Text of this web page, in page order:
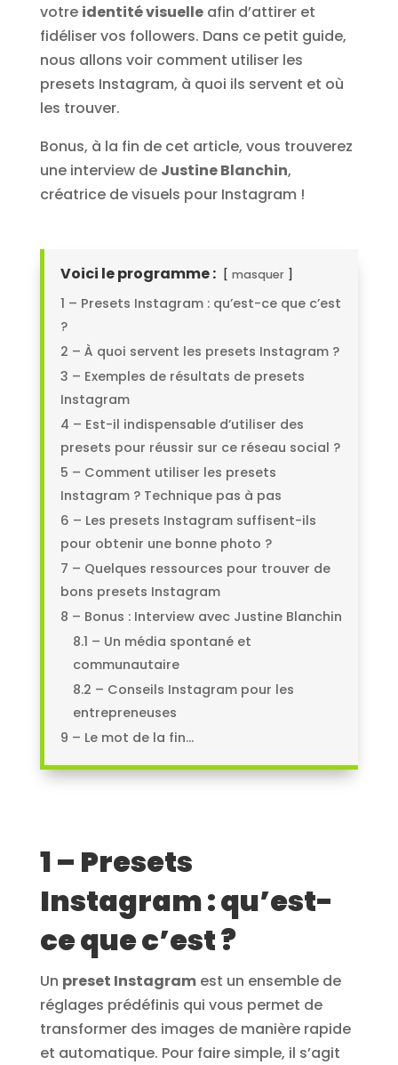
votre identité visuelleafin d’attirer et
fidéliser vos followers. Dans ce petit guide,
nous allons voir comment utiliser les
presets Instagram, à quoi ils servent et où
les trouver.
Bonus, à la fin de cet article, vous trouverez
une interview de Justine Blanchin,
créatrice de visuels pour Instagram !
Voici le programme : masquer
1 – Presets Instagram : qu’est-ce que c’est
?
2 – À quoi servent les presets Instagram ?
3 – Exemples de résultats de presets
Instagram
4 – Est-il indispensable d’utiliser des
presets pour réussir sur ce réseau social ?
5 – Comment utiliser les presets
Instagram ? Technique pas à pas
6 – Les presets Instagram suffisent-ils
pour obtenir une bonne photo ?
7 – Quelques ressources pour trouver de
bons presets Instagram
8 – Bonus : Interview avec Justine Blanchin
8.1 – Un média spontané et
communautaire
8.2 – Conseils Instagram pour les
entrepreneuses
9 – Le mot de la fin…
1 – Presets
Instagram : qu’est-
ce que c’est ?
Un preset Instagramest un ensemble de
réglages prédéfinis qui vous permet de
transformer des images de manière rapide
et automatique. Pour faire simple, il s’agit